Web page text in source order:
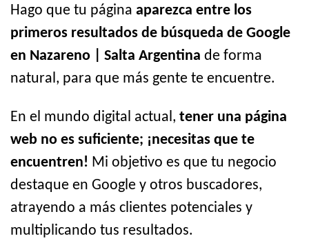
Hago que tu página aparezca entre los
primeros resultados de búsqueda de Google
en Nazareno | Salta Argentina de forma
natural, para que más gente te encuentre.
En el mundo digital actual, tener una página
web no es suficiente; ¡necesitas que te
encuentren! Mi objetivo es que tu negocio
destaque en Google y otros buscadores,
atrayendo a más clientes potenciales y
multiplicando tus resultados.